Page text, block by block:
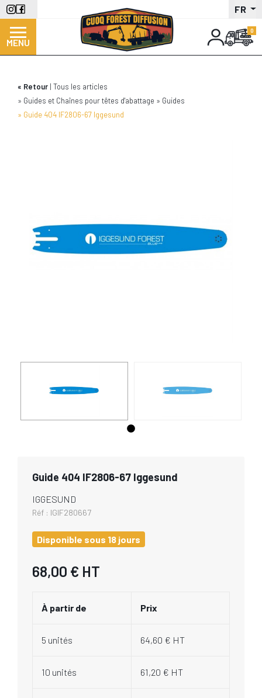
Aller
au
contenu
principal
FR
MENU
Retour Tous les articles
Guides et Chaînes pour têtes d'abattage
Guides
Guide 404 IF2806-67 Iggesund
Guide 404 IF2806-67 Iggesund
IGGESUND
Réf : IGIF280667
Disponible sous 18 jours
68,00 € HT
À partir de Prix
5 unités 64,60 € HT
10 unités 61,20 € HT